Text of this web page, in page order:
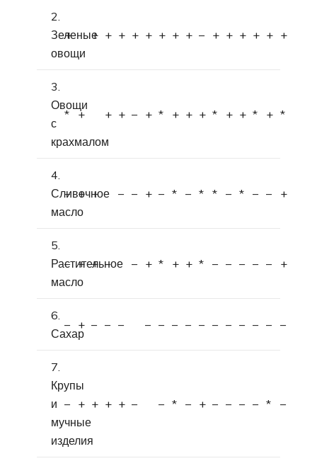
2.
Зеленые
овощи
+ + + + + + + + + – + + + + + +
3.
Овощи
с
крахмалом
* + + + – + * + + + * + + * + *
4.
Сливочное
масло
– + + – – + – * – * * – * – – +
5.
Растительное
масло
– + + – – + * + + * – – – – – +
6.
Сахар
– + – – – – – – – – – – – – – –
7.
Крупы
и
мучные
изделия
– + + + + – – * – + – – – – * –